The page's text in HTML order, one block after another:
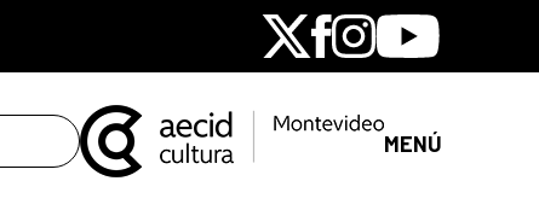
X Facebook
Instagram
Youtube
MENÚ